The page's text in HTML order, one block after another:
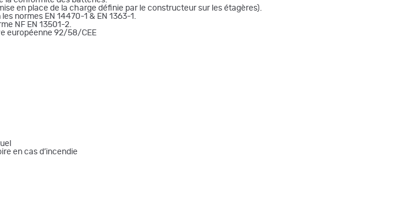
en place de la charge définie par le constructeur sur les étagères).
normes EN 14470-1 & EN 1363-1.
NF EN 13501-2.
européenne 92/58/CEE
en cas d’incendie